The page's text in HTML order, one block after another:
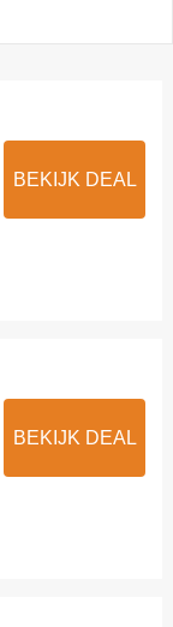
BEKIJK DEAL
BEKIJK DEAL